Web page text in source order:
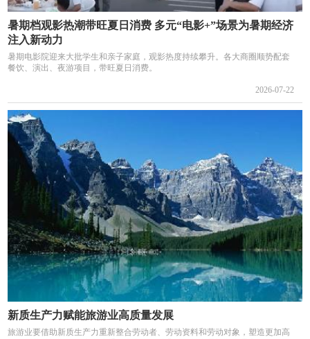
暑期档观影热潮带旺夏日消费 多元“电影+”场景为暑期经济
注入新动力
暑期电影院迎来大批学生和亲子家庭，观影热度持续攀升。各大商圈顺势配套
餐饮、演出、夜游项目，带旺夏日消费。
2026-07-22
新质生产力赋能旅游业高质量发展
旅游业要借助新质生产力重新整合劳动者、劳动资料和劳动对象，塑造更加高